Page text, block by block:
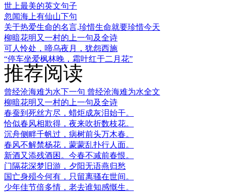
世上最美的英文句子
忽闻海上有仙山下句
关于热爱生命的名言,珍惜生命就要珍惜今天
柳暗花明又一村的上一句及全诗
可人怜处，啼乌夜月，犹怨西施
“停车坐爱枫林晚，霜叶红于二月花”
推荐阅读
曾经沧海难为水下一句 曾经沧海难为水全文
柳暗花明又一村的上一句及全诗
春蚕到死丝方尽，蜡炬成灰泪始干。
恰似春风相欺得，夜来吹折数枝花。
沉舟侧畔千帆过，病树前头万木春。
春风不解禁杨花，蒙蒙乱扑行人面。
新酒又添残酒困。今春不减前春恨。
门隔花深梦旧游，夕阳无语燕归愁
国亡身殒今何有，只留离骚在世间。
少年佳节倍多情，老去谁知感慨生。